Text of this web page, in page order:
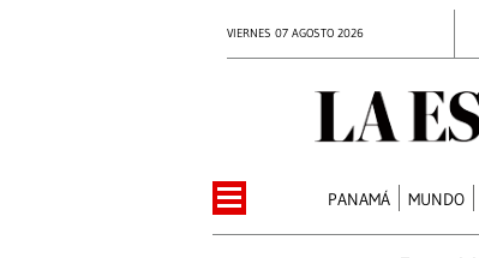
VIERNES 07 AGOSTO 2026
PANAMÁ MUNDO